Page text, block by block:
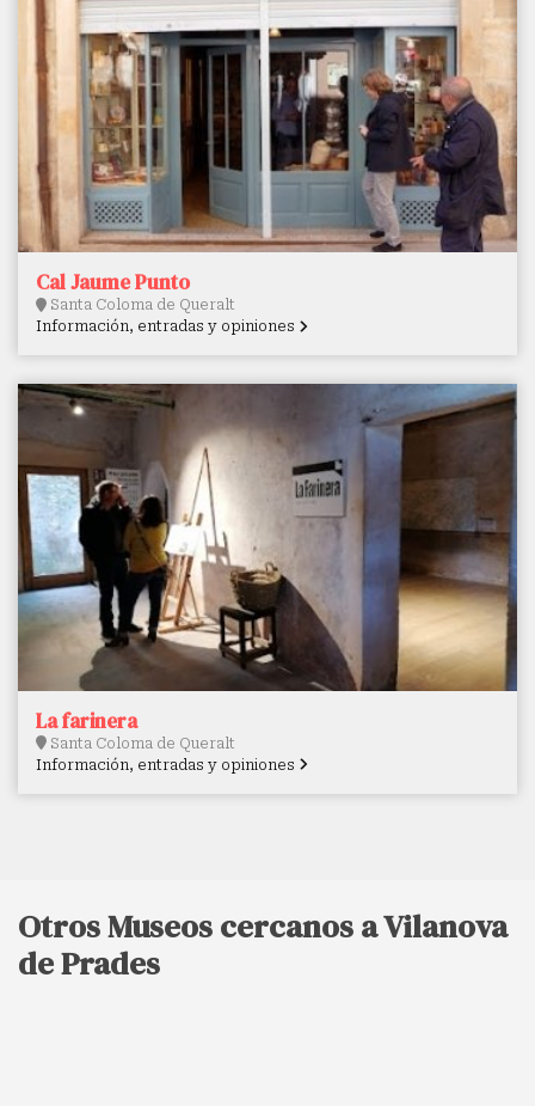
Cal Jaume Punto
Santa Coloma de Queralt
Información, entradas y opiniones
La farinera
Santa Coloma de Queralt
Información, entradas y opiniones
Otros Museos cercanos a Vilanova
de Prades